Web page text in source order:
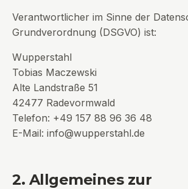
Verantwortlicher im Sinne der
Grundverordnung (DSGVO) ist:
Wupperstahl
Tobias Maczewski
Alte Landstraße 51
42477 Radevormwald
Telefon: +49 157 88 96 36 48
E-Mail: info@wupperstahl.de
2. Allgemeines zur